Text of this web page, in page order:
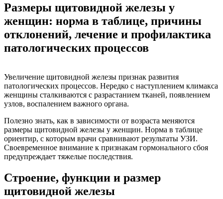
Размеры щитовидной железы у
женщин: норма в таблице, причины
отклонений, лечение и профилактика
патологических процессов
Увеличение щитовидной железы признак развития
патологических процессов. Нередко с наступлением климакса
женщины сталкиваются с разрастанием тканей, появлением
узлов, воспалением важного органа.
Полезно знать, как в зависимости от возраста меняются
размеры щитовидной железы у женщин. Норма в таблице
ориентир, с которым врачи сравнивают результаты УЗИ.
Своевременное внимание к признакам гормонального сбоя
предупреждает тяжелые последствия.
Строение, функции и размер
щитовидной железы